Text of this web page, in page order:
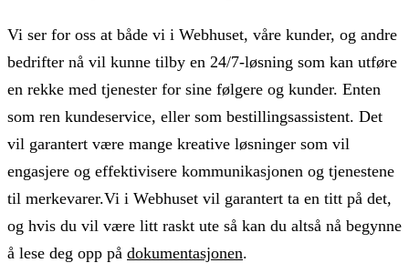
Vi ser for oss at både vi i Webhuset, våre kunder, og andre
bedrifter nå vil kunne tilby en 24/7-løsning som kan utføre
en rekke med tjenester for sine følgere og kunder. Enten
som ren kundeservice, eller som bestillingsassistent. Det
vil garantert være mange kreative løsninger som vil
engasjere og effektivisere kommunikasjonen og tjenestene
til merkevarer.Vi i Webhuset vil garantert ta en titt på det,
og hvis du vil være litt raskt ute så kan du altså nå begynne
å lese deg opp på dokumentasjonen.